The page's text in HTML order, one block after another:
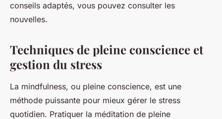
conseils adaptés, vous pouvez consulter les
nouvelles.
Techniques de pleine conscience et
gestion du stress
La mindfulness, ou pleine conscience, est une
méthode puissante pour mieux gérer le stress
quotidien. Pratiquer la méditation de pleine